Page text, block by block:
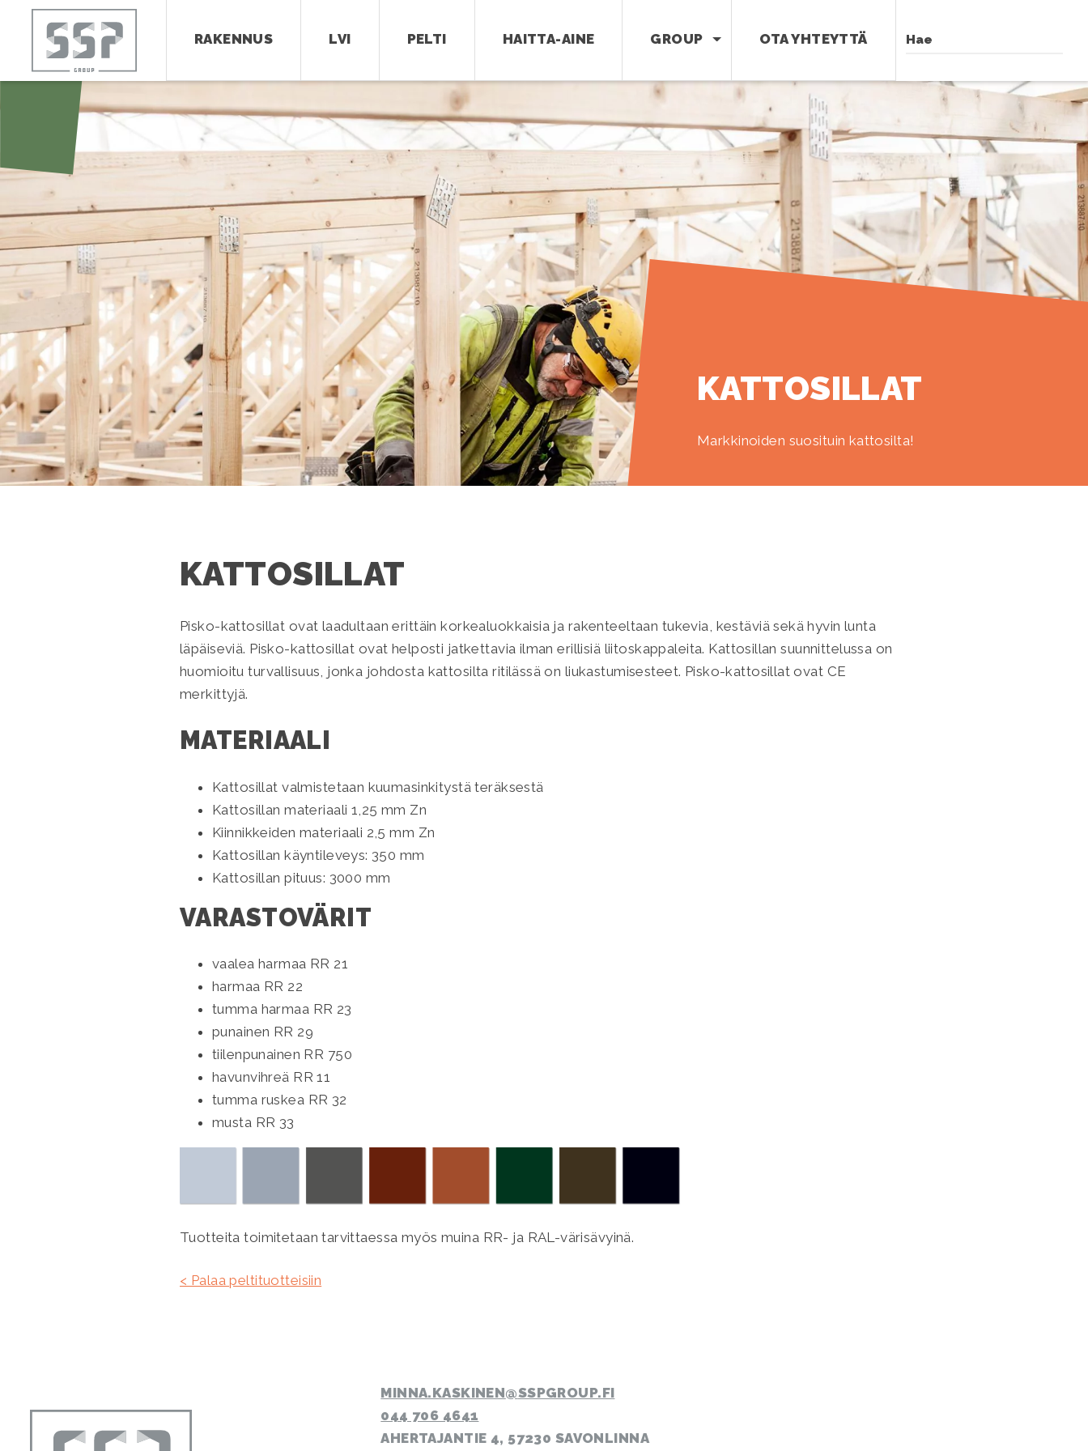
RAKENNUS LVI PELTI HAITTA-AINE GROUP OTA YHTEYTTÄ
KATTOSILLAT
Markkinoiden suosituin kattosilta!
KATTOSILLAT
Pisko-kattosillat ovat laadultaan erittäin korkealuokkaisia ja rakenteeltaan tukevia, kestäviä sekä hyvin lunta
läpäiseviä. Pisko-kattosillat ovat helposti jatkettavia ilman erillisiä liitoskappaleita. Kattosillan suunnittelussa on
huomioitu turvallisuus, jonka johdosta kattosilta ritilässä on liukastumisesteet. Pisko-kattosillat ovat CE
merkittyjä.
MATERIAALI
Kattosillat valmistetaan kuumasinkitystä teräksestä
Kattosillan materiaali 1,25 mm Zn
Kiinnikkeiden materiaali 2,5 mm Zn
Kattosillan käyntileveys: 350 mm
Kattosillan pituus: 3000 mm
VARASTOVÄRIT
vaalea harmaa RR 21
harmaa RR 22
tumma harmaa RR 23
punainen RR 29
tiilenpunainen RR 750
havunvihreä RR 11
tumma ruskea RR 32
musta RR 33
Tuotteita toimitetaan tarvittaessa myös muina RR- ja RAL-värisävyinä.
< Palaa peltituotteisiin
MINNA.KASKINEN
SSPGROUP.FI
044 706 4641
AHERTAJANTIE 4, 57230 SAVONLINNA